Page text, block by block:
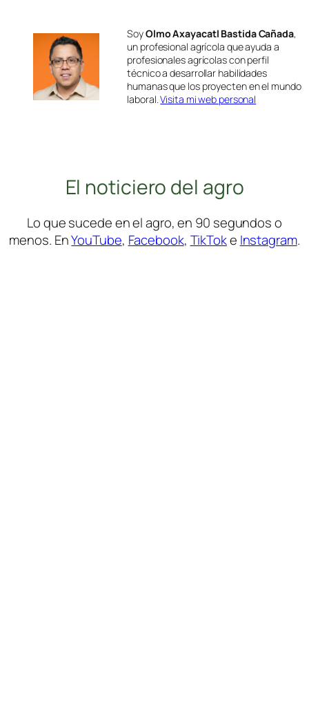
SoyOlmo Axayacatl Bastida Cañada,
un profesional agrícola que ayuda a
profesionales agrícolas con perfil
técnico a desarrollar habilidades
humanas que los proyecten en el mundo
laboral.Visita mi web personal
El noticiero del agro
Lo que sucede en el agro, en 90 segundos o
menos. EnYouTube, Facebook, TikToke Instagram.